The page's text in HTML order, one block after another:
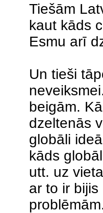
Tiešām
kaut kāds
Esmu arī
Un tieši
beigām.
dzeltenās
globāli
kāds
utt. uz
ar to ir